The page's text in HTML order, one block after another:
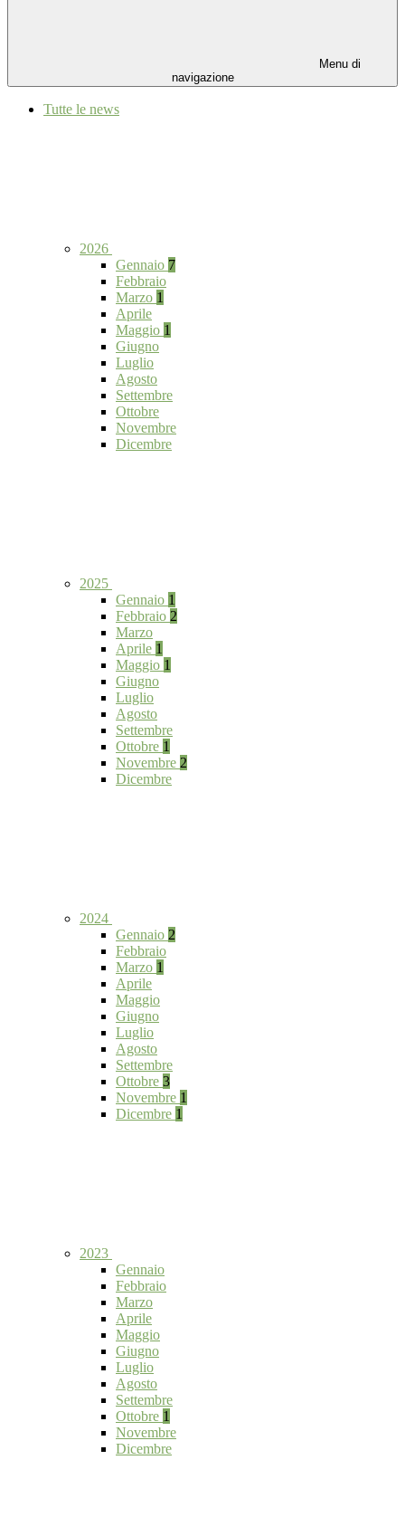
Menu di
navigazione
Tutte le news
2026
Gennaio 7
Febbraio
Marzo 1
Aprile
Maggio 1
Giugno
Luglio
Agosto
Settembre
Ottobre
Novembre
Dicembre
2025
Gennaio 1
Febbraio 2
Marzo
Aprile 1
Maggio 1
Giugno
Luglio
Agosto
Settembre
Ottobre 1
Novembre 2
Dicembre
2024
Gennaio 2
Febbraio
Marzo 1
Aprile
Maggio
Giugno
Luglio
Agosto
Settembre
Ottobre 3
Novembre 1
Dicembre 1
2023
Gennaio
Febbraio
Marzo
Aprile
Maggio
Giugno
Luglio
Agosto
Settembre
Ottobre 1
Novembre
Dicembre